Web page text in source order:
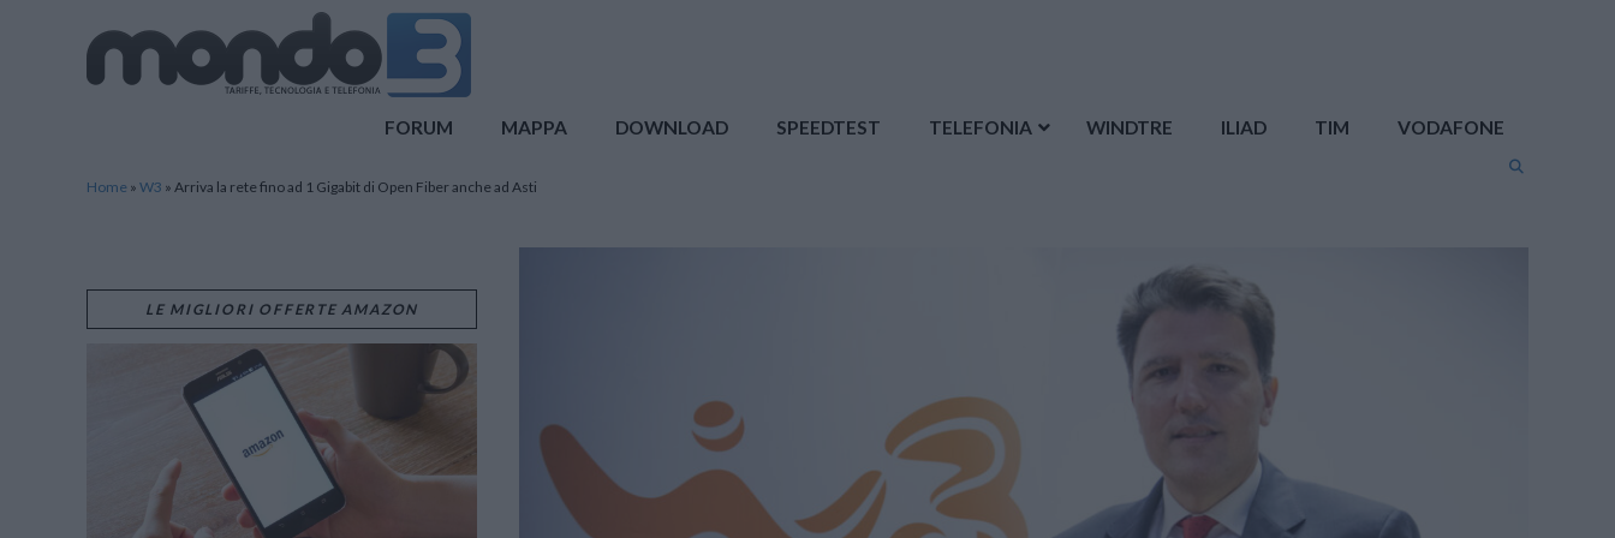
FORUM MAPPA DOWNLOAD SPEEDTEST TELEFONIA WINDTRE ILIAD TIM VODAFONE
Home » W3 » Arriva la rete fino ad 1 Gigabit di Open Fiber anche ad Asti
LE MIGLIORI OFFERTE AMAZON